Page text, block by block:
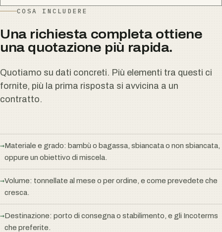
COSA INCLUDERE
Una richiesta completa ottiene
una quotazione più rapida.
Quotiamo su dati concreti. Più elementi tra questi ci
fornite, più la prima risposta si avvicina a un
contratto.
Materiale e grado: bambù o bagassa, sbiancata o non sbiancata,
oppure un obiettivo di miscela.
Volume: tonnellate al mese o per ordine, e come prevedete che
cresca.
Destinazione: porto di consegna o stabilimento, e gli Incoterms
che preferite.